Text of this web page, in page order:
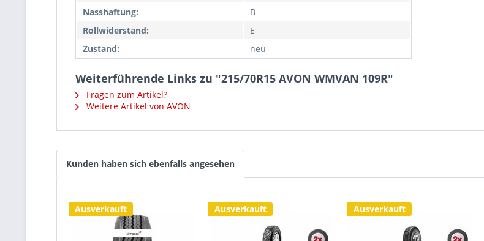
Nasshaftung:
B
Rollwiderstand:
E
Zustand:
neu
Weiterführende Links zu "215/70R15 AVON WMVAN 109R"
Fragen zum Artikel?
Weitere Artikel von AVON
Kunden haben sich ebenfalls angesehen
Ausverkauft Ausverkauft Ausverkauft